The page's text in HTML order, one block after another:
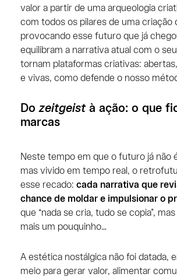
valor a partir de uma arqueologia
com todos os pilares de uma criação
provocando esse futuro que já
equilibram a narrativa atual com o
tornam plataformas criativas:
e vivas, como defende o nosso
Dozeitgeistà ação: o que
marcas
Neste tempo em que o futuro já não
mas vivido em tempo real, o
esse recado: cada narrativa que
chance de moldar e impulsionar o
que “nada se cria, tudo se copia”,
mais um pouquinho…
A estética nostálgica não foi datada,
meio para gerar valor, alimentar